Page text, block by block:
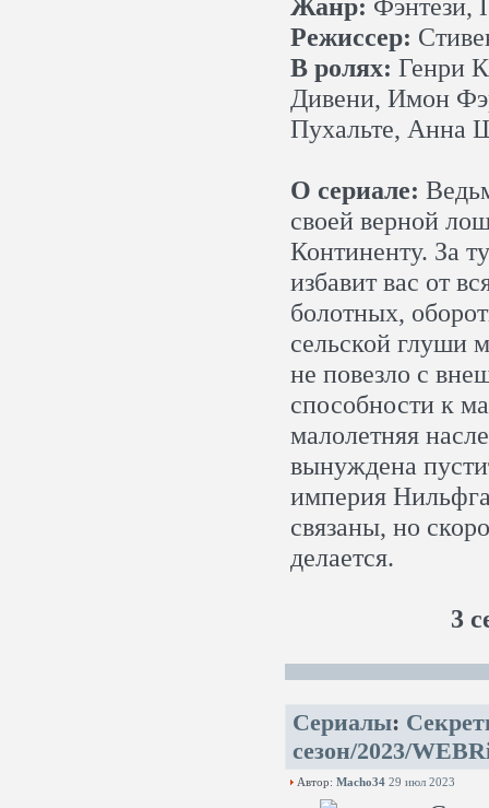
Жанр: Фэнтези,
Режиссер:
В ролях: Генри
Дивени, Имон
Пухальте, Анна
О сериале:
своей верной
Континенту. За
избавит вас от
болотных,
сельской глуши
не повезло с
способности к
малолетняя
вынуждена
империя
связаны, но
делается.
3
Сериалы:
сезон/2023/
Автор: Macho34 29 июл 2023